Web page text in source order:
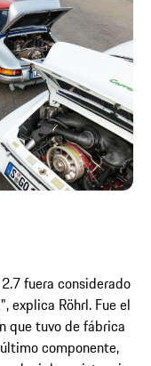
fuera considerado
explica Röhrl. Fue el
que tuvo de fábrica
componente,